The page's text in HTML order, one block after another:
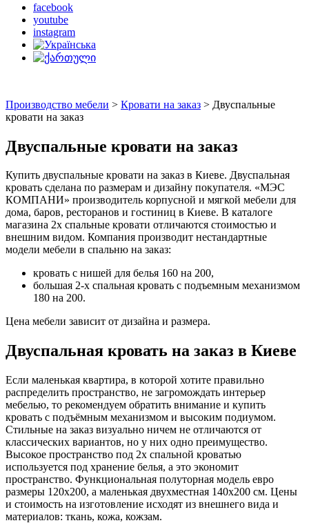
facebook
youtube
instagram
Производство мебели > Кровати на заказ > Двуспальные
кровати на заказ
Двуспальные кровати на заказ
Купить двуспальные кровати на заказ в Киеве. Двуспальная
кровать сделана по размерам и дизайну покупателя. «МЭС
КОМПАНИ» производитель корпусной и мягкой мебели для
дома, баров, ресторанов и гостиниц в Киеве. В каталоге
магазина 2х спальные кровати отличаются стоимостью и
внешним видом. Компания производит нестандартные
модели мебели в спальню на заказ:
кровать с нишей для белья 160 на 200,
большая 2-х спальная кровать с подъемным механизмом
180 на 200.
Цена мебели зависит от дизайна и размера.
Двуспальная кровать на заказ в Киеве
Если маленькая квартира, в которой хотите правильно
распределить пространство, не загромождать интерьер
мебелью, то рекомендуем обратить внимание и купить
кровать с подъёмным механизмом и высоким подиумом.
Стильные на заказ визуально ничем не отличаются от
классических вариантов, но у них одно преимущество.
Высокое пространство под 2х спальной кроватью
используется под хранение белья, а это экономит
пространство. Функциональная полуторная модель евро
размеры 120х200, а маленькая двухместная 140х200 см. Цены
и стоимость на изготовление исходят из внешнего вида и
материалов: ткань, кожа, кожзам.